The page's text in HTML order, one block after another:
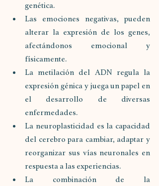
genética.
Las emociones negativas, pueden
alterar la expresión de los genes,
afectándonos emocional y
físicamente.
La metilación del ADN regula la
expresión génica y juega un papel en
el desarrollo de diversas
enfermedades.
La neuroplasticidad es la capacidad
del cerebro para cambiar, adaptar y
reorganizar sus vías neuronales en
respuesta a las experiencias.
La combinación de la